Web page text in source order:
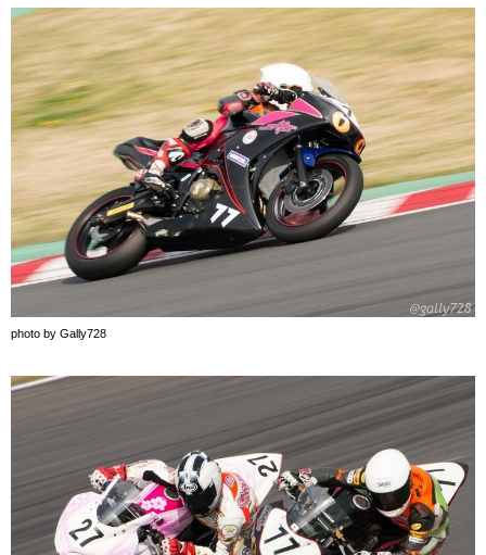
photo by Gally728